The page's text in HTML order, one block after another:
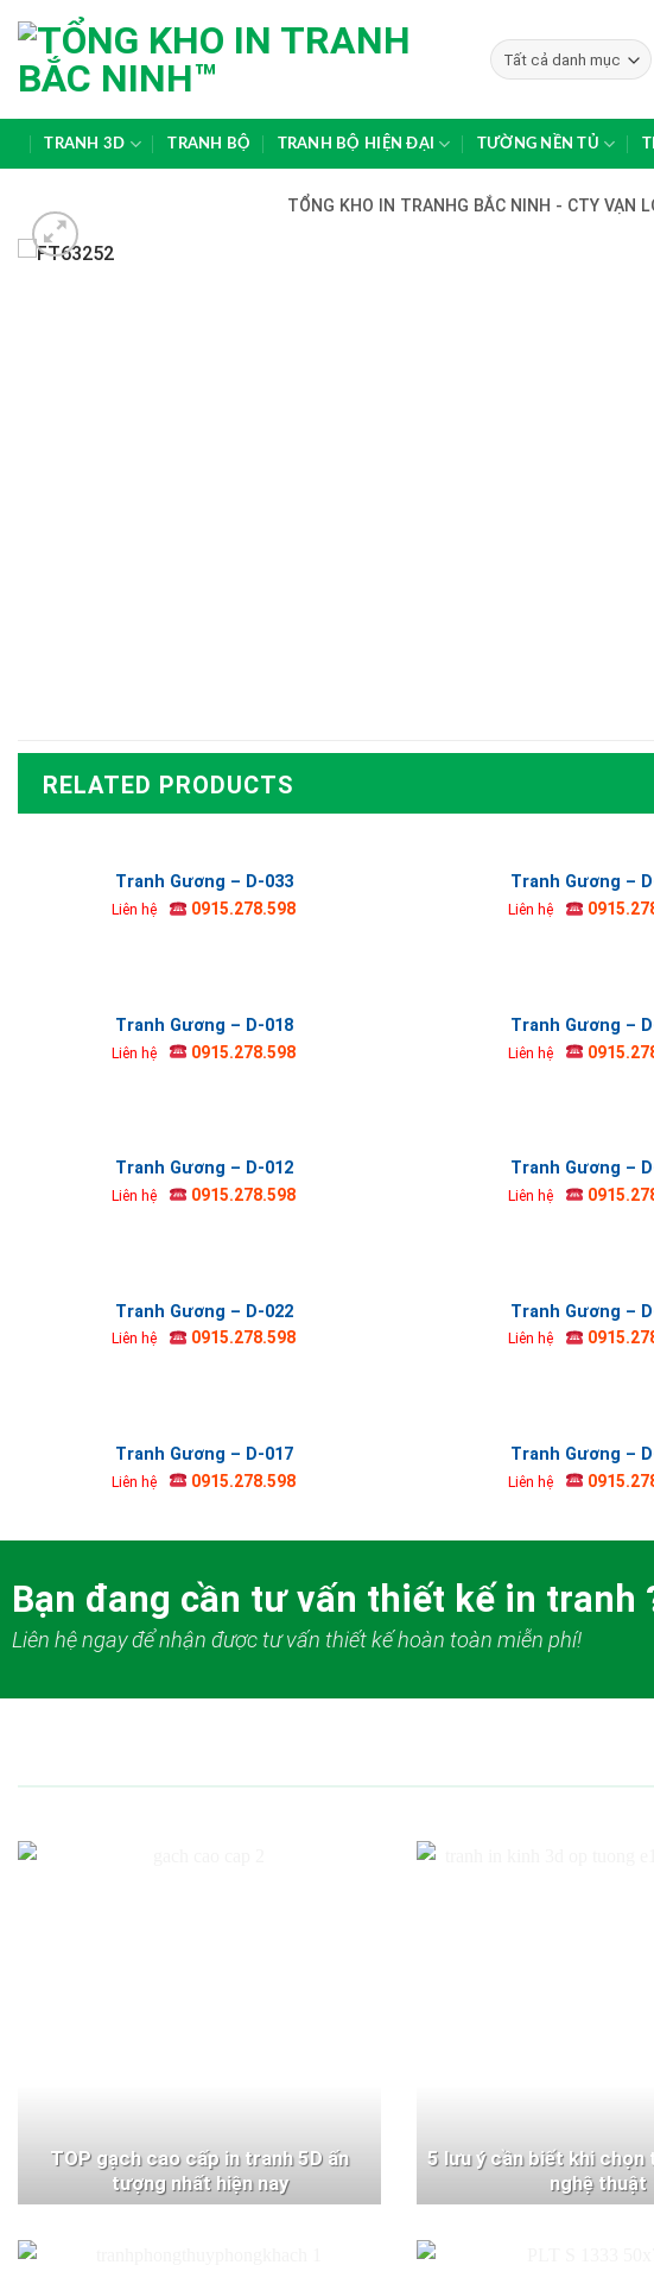
to
content
TRANH 3D TRANH BỘ TRANH BỘ HIỆN ĐẠI TƯỜNG NỀN TỦ
TỔNG KHO IN TRANHG BẮC NINH - CTY VẠN
RELATED PRODUCTS
Tranh Gương – D-033
Liên hệ 0915.278.598
Tranh Gương –
Liên hệ
Tranh Gương – D-018
Liên hệ 0915.278.598
Tranh Gương –
Liên hệ
Tranh Gương – D-012
Liên hệ 0915.278.598
Tranh Gương –
Liên hệ
Tranh Gương – D-022
Liên hệ 0915.278.598
Tranh Gương –
Liên hệ
Tranh Gương – D-017
Liên hệ 0915.278.598
Tranh Gương –
Liên hệ
Bạn đang cần tư vấn thiết kế in tranh
Liên hệ ngay để nhận được tư vấn thiết kế hoàn toàn miễn phí!
TOP gạch cao cấp in tranh 5D ấn
tượng nhất hiện nay
5 lưu ý cần biết khi chọn
nghệ thuật